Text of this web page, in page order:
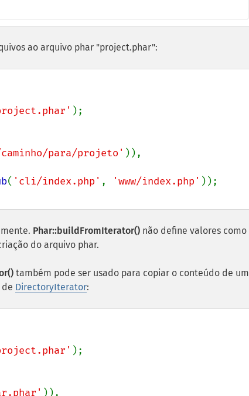
ao arquivo phar "project.phar":
para/projeto' )),
( 'cli/index.php' , 'www/index.php'
Phar::buildFromIterator() não define valores como
do arquivo phar.
também pode ser usado para copiar o conteúdo de um
DirectoryIterator:
)),